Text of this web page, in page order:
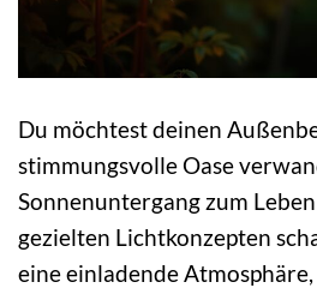
Du möchtest deinen
stimmungsvolle Oase
Sonnenuntergang zum
gezielten Lichtkonzepten
eine einladende